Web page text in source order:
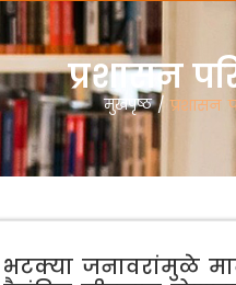
प्रशासन
मुखपृष्ठ / प्रशासन
भटक्या जनावरांमुळे